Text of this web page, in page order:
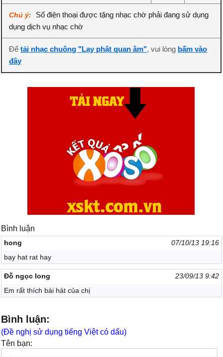
Chú ý:
Số điện thoại được tặng nhạc chờ phải đang sử dụng
dụng dịch vụ nhạc chờ
Đểtải nhạc chuông "Lạy phật quan âm", vui lòng bấm vào
đây
Bình luận
hong
07/10/13 19:16
bạy hat rat hay
Đỗ ngọc long
23/09/13 9:42
Em rất thích bài hát của chị
Bình luận:
(Đề nghị sử dụng tiếng Việt có dấu)
Tên bạn: